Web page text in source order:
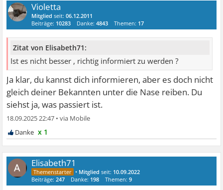
Violetta
Mitglied seit:06.12.2011
Beiträge: 10283 Danke:4843 Themen: 17
Zitat von Elisabeth71:
Ist es nicht besser , richtig informiert zu werden ?
Ja klar, du kannst dich informieren, aber es doch nicht
gleich deiner Bekannten unter die Nase reiben. Du
siehst ja, was passiert ist.
18.09.2025 22:47 •
x 1
Elisabeth71
• Mitglied seit: 10.09.2022
Beiträge:247 Danke: 198 Themen:9